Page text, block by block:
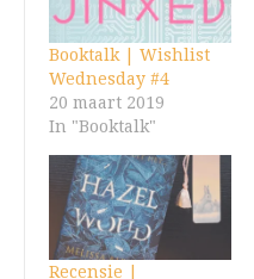
Booktalk | Wishlist
Wednesday #4
20 maart 2019
In "Booktalk"
Recensie |